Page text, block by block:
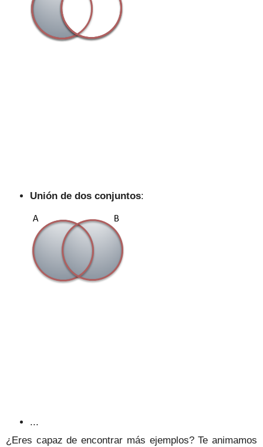
Unión de dos conjuntos:
...
¿Eres capaz de encontrar más ejemplos? Te animamos